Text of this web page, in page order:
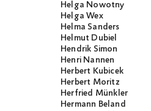
Helga Nowotny
Helga Wex
Helma Sanders
Helmut Dubiel
Hendrik Simon
Henri Nannen
Herbert Kubicek
Herbert Moritz
Herfried Münkler
Hermann Beland